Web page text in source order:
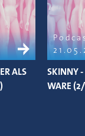
ALS
SKINNY -
WARE